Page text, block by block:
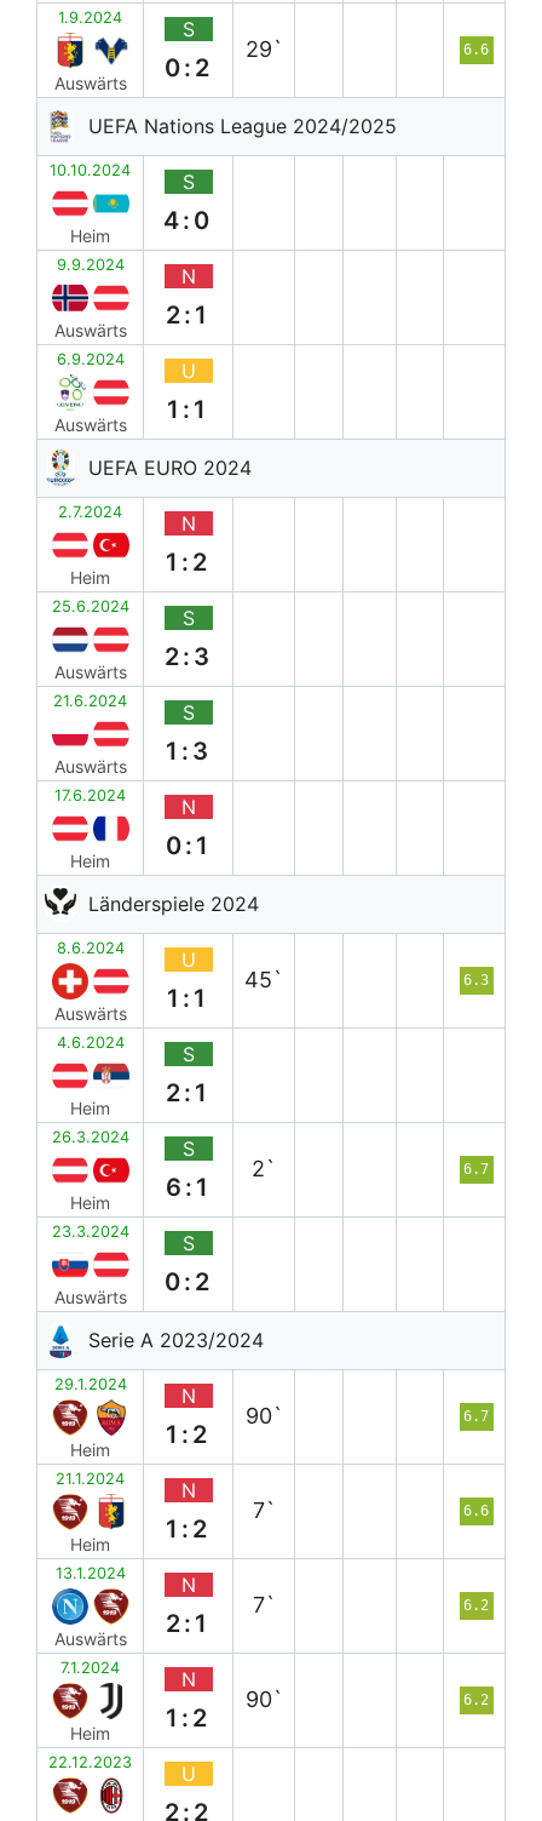
1.9.2024
Auswärts
S
0:2
29` 6.6
UEFA Nations League 2024/2025
10.10.2024
Heim
S
4:0
9.9.2024
Auswärts
N
2:1
6.9.2024
Auswärts
U
1:1
UEFA EURO 2024
2.7.2024
Heim
N
1:2
25.6.2024
Auswärts
S
2:3
21.6.2024
Auswärts
S
1:3
17.6.2024
Heim
N
0:1
Länderspiele 2024
8.6.2024
Auswärts
U
1:1
45` 6.3
4.6.2024
Heim
S
2:1
26.3.2024
Heim
S
6:1
2` 6.7
23.3.2024
Auswärts
S
0:2
Serie A 2023/2024
29.1.2024
Heim
N
1:2
90` 6.7
21.1.2024
Heim
N
1:2
7` 6.6
13.1.2024
Auswärts
N
2:1
7` 6.2
7.1.2024
Heim
N
1:2
90` 6.2
22.12.2023 U
2:2